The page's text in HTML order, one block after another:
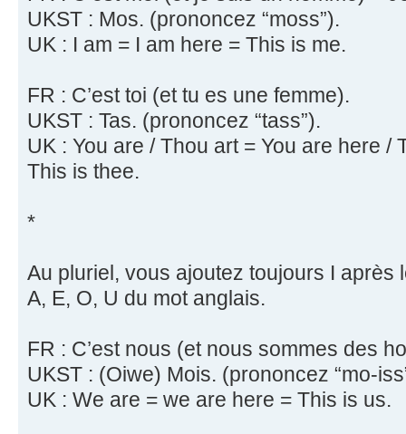
UKST : Mos. (prononcez “moss”).
UK : I am = I am here = This is me.
FR : C’est toi (et tu es une femme).
UKST : Tas. (prononcez “tass”).
UK : You are / Thou art = You are here /
This is thee.
*
Au pluriel, vous ajoutez toujours I après
A, E, O, U du mot anglais.
FR : C’est nous (et nous sommes des
UKST : (Oiwe) Mois. (prononcez “mo-
UK : We are = we are here = This is us.